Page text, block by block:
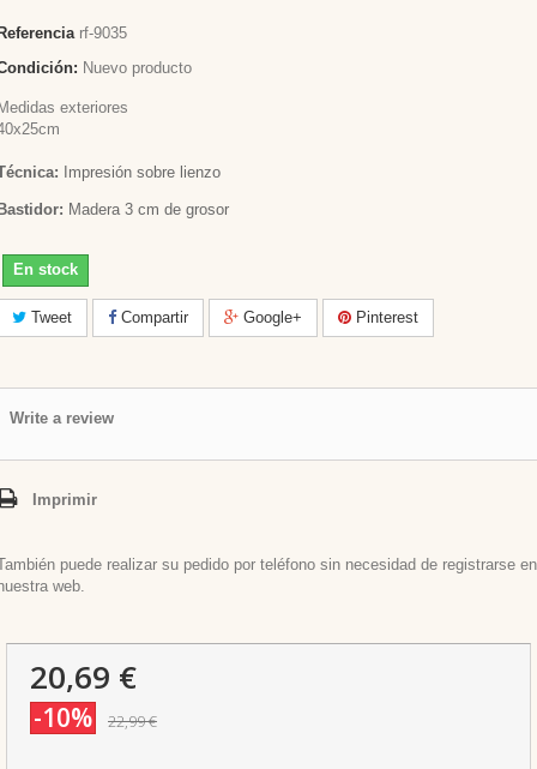
rf-9035
Nuevo producto
exteriores
Impresión sobre lienzo
Madera 3 cm de grosor
En stock
Tweet Compartir Google+ Pinterest
Write a review
Imprimir
puede realizar su pedido por teléfono sin necesidad de registrarse en
web.
20,69 €
-10% 22,99 €